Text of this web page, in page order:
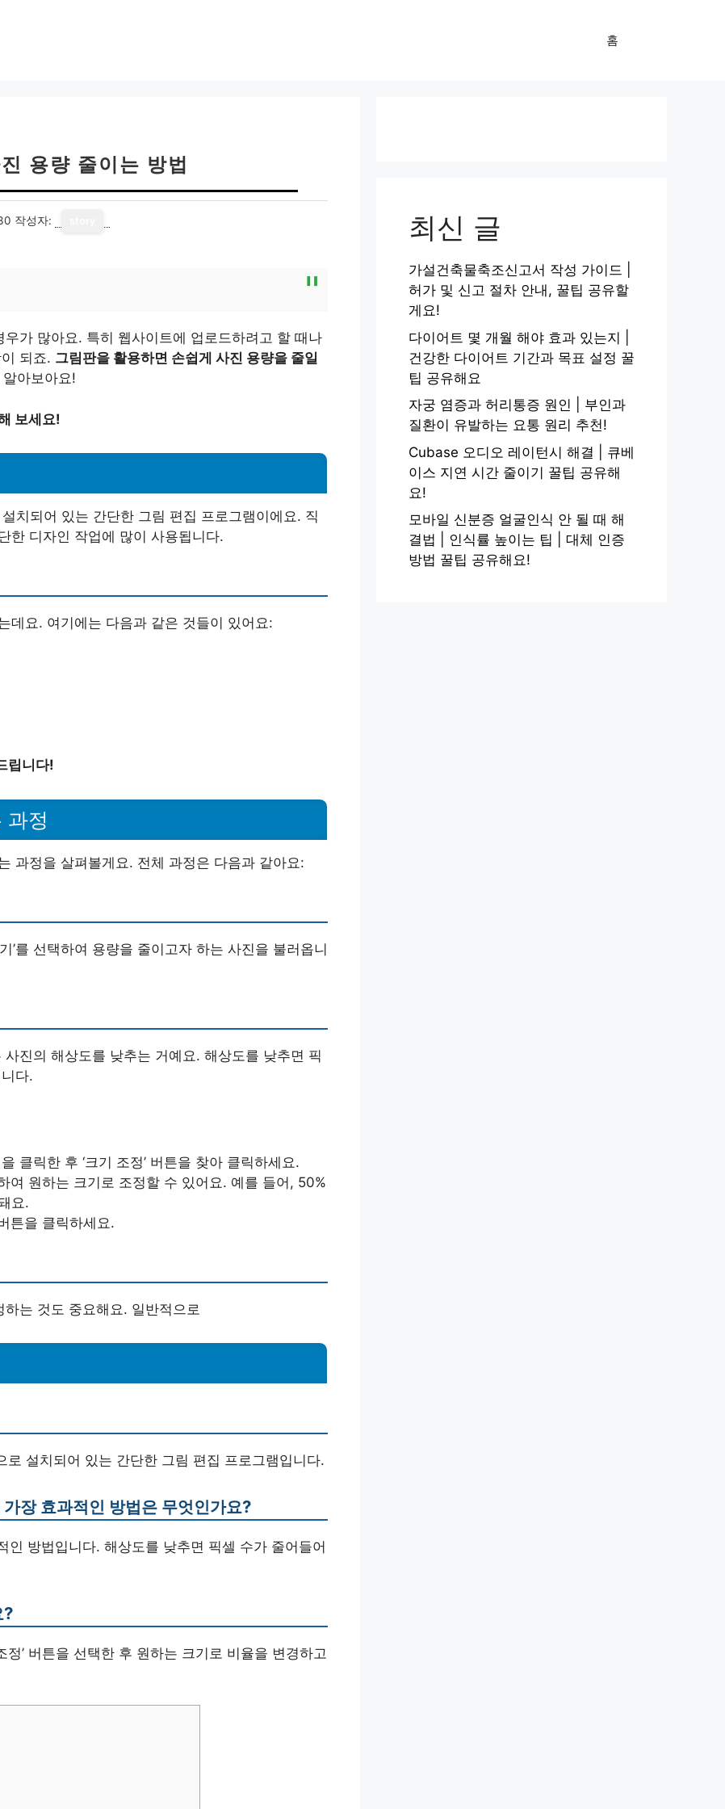
홈
용량 줄이는 방법
작성자:
가 많아요. 특히 웹사이트에 업로드하려고 할 때나
되죠. 그림판을 활용하면 손쉽게 사진 용량을 줄일
아보아요!
보세요!
치되어 있는 간단한 그림 편집 프로그램이에요. 직
한 디자인 작업에 많이 사용됩니다.
데요. 여기에는 다음과 같은 것들이 있어요:
립니다!
과정
과정을 살펴볼게요. 전체 과정은 다음과 같아요:
’를 선택하여 용량을 줄이고자 하는 사진을 불러옵니
진의 해상도를 낮추는 거예요. 해상도를 낮추면 픽
다.
클릭한 후 ‘크기 조정’ 버튼을 찾아 클릭하세요.
하여 원하는 크기로 조정할 수 있어요. 예를 들어, 50%
요.
튼을 클릭하세요.
는 것도 중요해요. 일반적으로
설치되어 있는 간단한 그림 편집 프로그램입니다.
장 효과적인 방법은 무엇인가요?
방법입니다. 해상도를 낮추면 픽셀 수가 줄어들어
?
정’ 버튼을 선택한 후 원하는 크기로 비율을 변경하고
최신 글
가설건축물축조신고서 작성 가이드 |
허가 및 신고 절차 안내, 꿀팁 공유할
게요!
다이어트 몇 개월 해야 효과 있는지 |
건강한 다이어트 기간과 목표 설정 꿀
팁 공유해요
자궁 염증과 허리통증 원인 | 부인과
질환이 유발하는 요통 원리 추천!
Cubase 오디오 레이턴시 해결 | 큐베
이스 지연 시간 줄이기 꿀팁 공유해
요!
모바일 신분증 얼굴인식 안 될 때 해
결법 | 인식률 높이는 팁 | 대체 인증
방법 꿀팁 공유해요!